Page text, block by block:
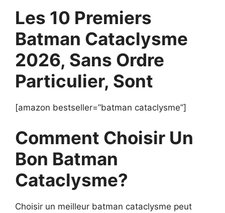
Les 10 Premiers
Batman Cataclysme
2026, Sans Ordre
Particulier, Sont
[amazon bestseller=”batman cataclysme”]
Comment Choisir Un
Bon Batman
Cataclysme?
Choisir un meilleur batman cataclysme peut